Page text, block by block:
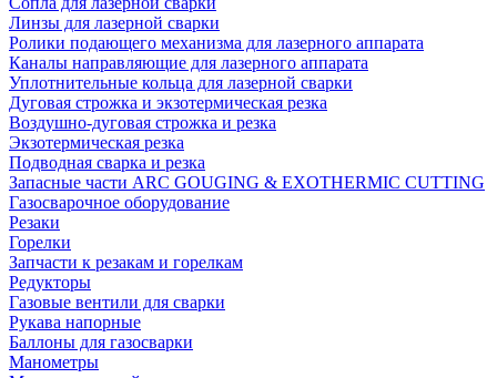
Линзы для лазерной сварки
Ролики подающего механизма для лазерного аппарата
Каналы направляющие для лазерного аппарата
Уплотнительные кольца для лазерной сварки
Дуговая строжка и экзотермическая резка
Воздушно-дуговая строжка и резка
Экзотермическая резка
Подводная сварка и резка
Запасные части ARC GOUGING & EXOTHERMIC CUTTING
Газосварочное оборудование
Резаки
Горелки
Запчасти к резакам и горелкам
Редукторы
Газовые вентили для сварки
Рукава напорные
Баллоны для газосварки
Манометры